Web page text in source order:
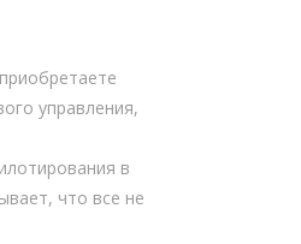
управления,
в
что все не